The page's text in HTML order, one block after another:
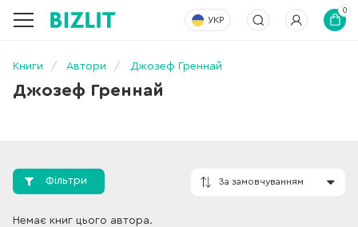
УКР
0
Книги Автори Джозеф Греннай
Джозеф Греннай
Фільтри
Немає книг цього автора.